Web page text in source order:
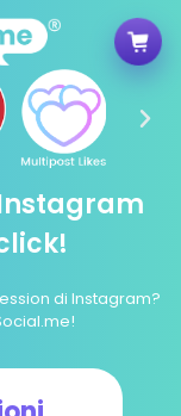
di Instagram?